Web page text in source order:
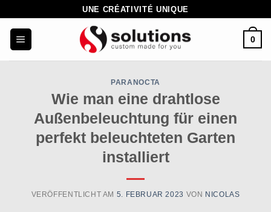
springen
UNE CRÉATIVITÉ UNIQUE
0
PARANOCTA
Wie man eine drahtlose
Außenbeleuchtung für einen
perfekt beleuchteten Garten
installiert
VERÖFFENTLICHT AM 5. FEBRUAR 2023 VON NICOLAS